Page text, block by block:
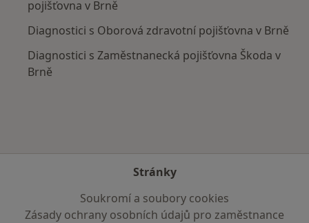
pojišťovna v Brně
Diagnostici s Oborová zdravotní pojišťovna v Brně
Diagnostici s Zaměstnanecká pojišťovna Škoda v
Brně
Stránky
Soukromí a soubory cookies
Zásady ochrany osobních údajů pro zaměstnance